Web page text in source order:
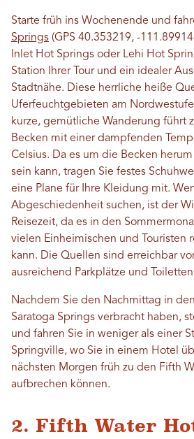
Starte früh ins Wochenende und
Springs (GPS 40.353219, -
Inlet Hot Springs oder Lehi Hot
Station Ihrer Tour und ein idealer
Stadtnähe. Diese herrliche heiße
Uferfeuchtgebieten am
kurze, gemütliche Wanderung führt
Becken mit einer dampfenden
Celsius. Da es um die Becken
sein kann, tragen Sie festes
eine Plane für Ihre Kleidung mit.
Abgeschiedenheit suchen, ist der
Reisezeit, da es in den
vielen Einheimischen und Touristen
kann. Die Quellen sind erreichbar
ausreichend Parkplätze und
Nachdem Sie den Nachmittag in
Saratoga Springs verbracht haben,
und fahren Sie in weniger als einer
Springville, wo Sie in einem Hotel
nächsten Morgen früh zu den Fifth
aufbrechen können.
2. Fifth Water